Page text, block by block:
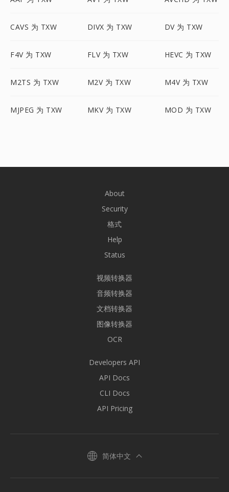
CAVS 为 TXW DIVX 为 TXW DV 为 TXW
F4V 为 TXW FLV 为 TXW HEVC 为 TXW
M2TS 为 TXW M2V 为 TXW M4V 为 TXW
MJPEG 为 TXW MKV 为 TXW MOD 为 TXW
About
Security
格式
Help
Status
视频转换器
音频转换器
文档转换器
图像转换器
OCR
Developers API
API Docs
CLI Docs
API Pricing
简体中文